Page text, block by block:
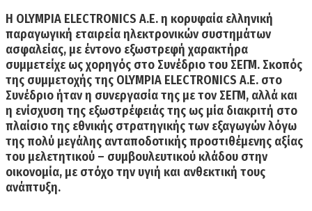
Η ΟLYMPIA ELECTRONICS A.E.η κορυφαία ελληνική
παραγωγική εταιρεία ηλεκτρονικών συστημάτων
ασφαλείας, με έντονο εξωστρεφή χαρακτήρα
συμμετείχε ως χορηγός στο Συνέδριο του ΣΕΓΜ. Σκοπός
της συμμετοχής της OLYMPIA ELECTRONICS A.E. στο
Συνέδριο ήταν η συνεργασία της με τον ΣΕΓΜ, αλλά και
η ενίσχυση της εξωστρέφειάς της ως μία διακριτή στο
πλαίσιο της εθνικής στρατηγικής των εξαγωγών λόγω
της πολύ μεγάλης ανταποδοτικής προστιθέμενης αξίας
του μελετητικού – συμβουλευτικού κλάδου στην
οικονομία, με στόχο την υγιή και ανθεκτική τους
ανάπτυξη.